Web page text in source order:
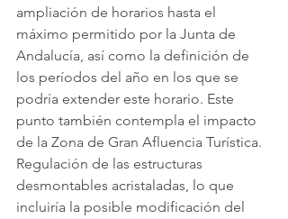
ampliación de horarios hasta el
máximo permitido por la Junta de
Andalucía, así como la definición de
los períodos del año en los que se
podría extender este horario. Este
punto también contempla el impacto
de la Zona de Gran Afluencia Turística.
Regulación de las estructuras
desmontables acristaladas, lo que
incluiría la posible modificación del